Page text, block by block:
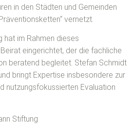
in den Städten und Gemeinden
vernetzt.
hat im Rahmen dieses
eingerichtet, der die fachliche
beratend begleitet. Stefan Schmidt
bringt Expertise insbesondere zur
nutzungsfokussierten Evaluation
Stiftung